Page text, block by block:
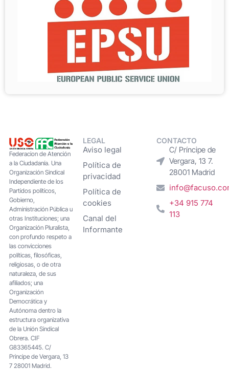
Federacion de Atención
a la Ciudadanía. Una
Organización Sindical
Independiente de los
Partidos políticos,
Gobierno,
Administración Pública u
otras Instituciones; una
Organización Pluralista,
con profundo respeto a
las convicciones
políticas, filosóficas,
religiosas, o de otra
naturaleza, de sus
afiliados; una
Organización
Democrática y
Autónoma dentro la
estructura organizativa
de la Unión Sindical
Obrera. CIF
G83365445. C/
Principe de Vergara, 13
7 28001 Madrid.
LEGAL
Aviso legal
Política de
privacidad
Política de
cookies
Canal del
Informante
CONTACTO
C/ Príncipe de
Vergara, 13 7.
28001 Madrid
+34 915 774
113